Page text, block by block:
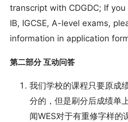
transcript with CDGDC; If
IB, IGCSE, A-level exams,
information in application
第二部分 互动问答
我们学校的课程只要原成
分的，但是刷分后成绩单
闻WES对于有重修字样的